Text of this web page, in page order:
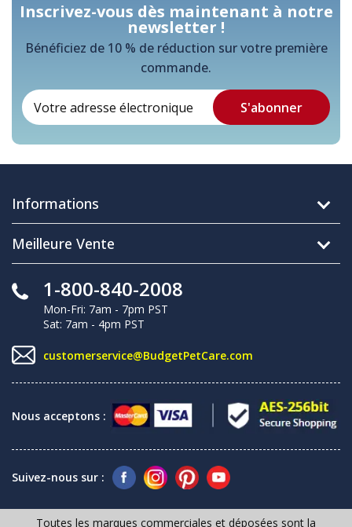
Inscrivez-vous dès maintenant à notre
newsletter !
Bénéficiez de 10 % de réduction sur votre première
commande.
Informations
Meilleure Vente
1-800-840-2008
Mon-Fri: 7am - 7pm PST
Sat: 7am - 4pm PST
customerservice@BudgetPetCare.com
Nous acceptons :
Suivez-nous sur :
Toutes les marques commerciales et déposées sont la